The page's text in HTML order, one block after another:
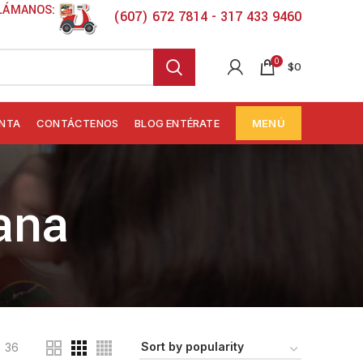
(607) 672 7814 - 317 433 9460
0 $0
CONTÁCTENOS BLOG ENTÉRATE MENÚ
36